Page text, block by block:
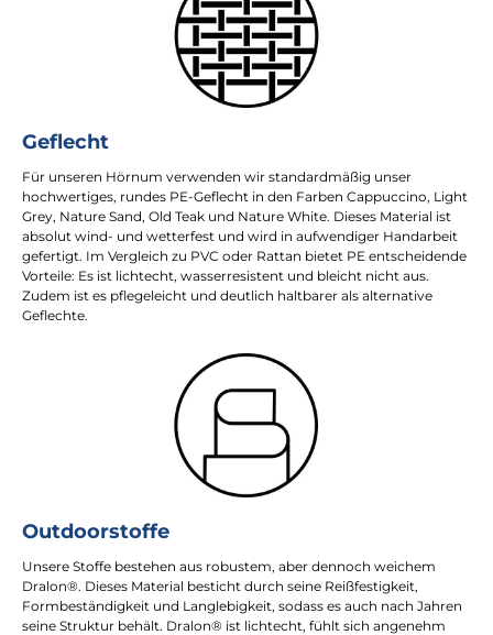
Geflecht
Für unseren Hörnum verwenden wir standardmäßig unser
hochwertiges, rundes PE-Geflecht in den Farben Cappuccino, Light
Grey, Nature Sand, Old Teak und Nature White. Dieses Material ist
absolut wind- und wetterfest und wird in aufwendiger Handarbeit
gefertigt. Im Vergleich zu PVC oder Rattan bietet PE entscheidende
Vorteile: Es ist lichtecht, wasserresistent und bleicht nicht aus.
Zudem ist es pflegeleicht und deutlich haltbarer als alternative
Geflechte.
Outdoorstoffe
Unsere Stoffe bestehen aus robustem, aber dennoch weichem
Dralon®. Dieses Material besticht durch seine Reißfestigkeit,
Formbeständigkeit und Langlebigkeit, sodass es auch nach Jahren
seine Struktur behält. Dralon® ist lichtecht, fühlt sich angenehm